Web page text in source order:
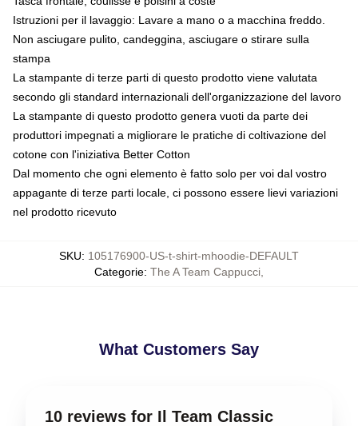
Istruzioni per il lavaggio: Lavare a mano o a macchina freddo.
Non asciugare pulito, candeggina, asciugare o stirare sulla
stampa
La stampante di terze parti di questo prodotto viene valutata
secondo gli standard internazionali dell'organizzazione del lavoro
La stampante di questo prodotto genera vuoti da parte dei
produttori impegnati a migliorare le pratiche di coltivazione del
cotone con l'iniziativa Better Cotton
Dal momento che ogni elemento è fatto solo per voi dal vostro
appagante di terze parti locale, ci possono essere lievi variazioni
nel prodotto ricevuto
SKU: 105176900-US-t-shirt-mhoodie-DEFAULT
Categorie: The A Team Cappucci
What Customers Say
10 reviews for Il Team Classic